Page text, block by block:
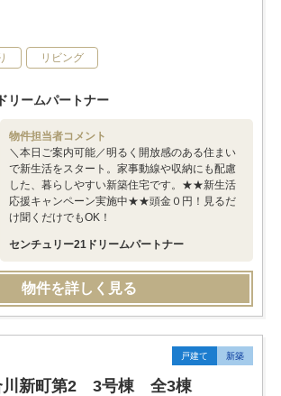
リビング
リームパートナー
物件担当者コメント
＼本日ご案内可能／明るく開放感のある住まい
で新生活をスタート。家事動線や収納にも配慮
した、暮らしやすい新築住宅です。★★新生活
応援キャンペーン実施中★★頭金０円！見るだ
け聞くだけでもOK！
センチュリー21ドリームパートナー
物件を詳しく見る
戸建て 新築
川新町第2 3号棟 全3棟